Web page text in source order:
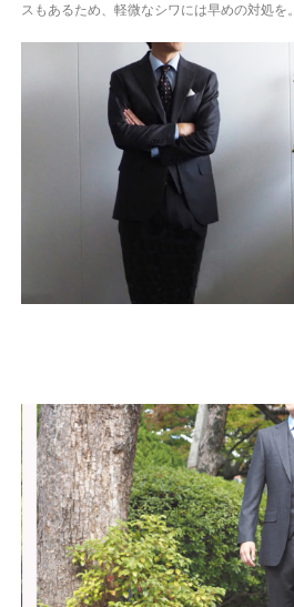
スもあるため、軽微なシワには早めの対処を。